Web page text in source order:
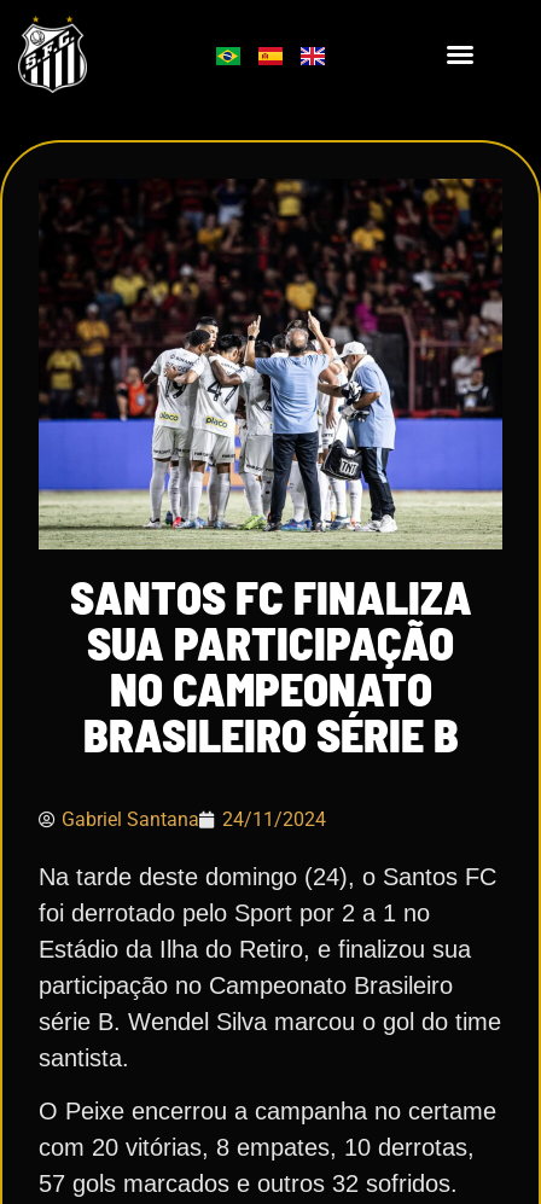
SANTOS FC FINALIZA
SUA PARTICIPAÇÃO
NO CAMPEONATO
BRASILEIRO SÉRIE B
Gabriel Santana 24/11/2024
Na tarde deste domingo (24), o Santos FC
foi derrotado pelo Sport por 2 a 1 no
Estádio da Ilha do Retiro, e finalizou sua
participação no Campeonato Brasileiro
série B. Wendel Silva marcou o gol do time
santista.
O Peixe encerrou a campanha no certame
com 20 vitórias, 8 empates, 10 derrotas,
57 gols marcados e outros 32 sofridos.